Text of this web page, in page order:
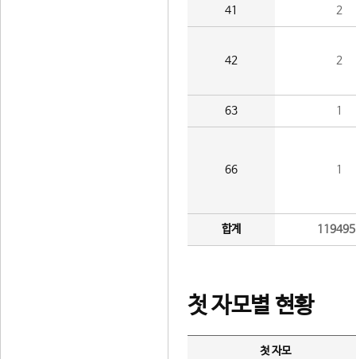
41 2
42 2
63 1
66 1
합계
첫 자모별 현황
첫 자모